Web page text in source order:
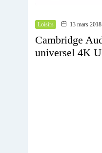
Loisirs 13 mars 2018
Cambridge
universel 4K